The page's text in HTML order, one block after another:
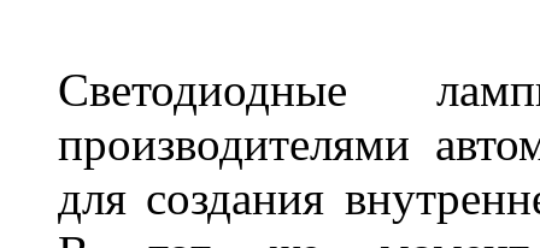
Светодиодные
производителями
для создания